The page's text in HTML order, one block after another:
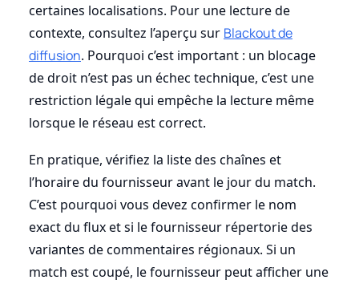
certaines localisations. Pour une lecture de
contexte, consultez l’aperçu sur Blackout de
diffusion. Pourquoi c’est important : un blocage
de droit n’est pas un échec technique, c’est une
restriction légale qui empêche la lecture même
lorsque le réseau est correct.
En pratique, vérifiez la liste des chaînes et
l’horaire du fournisseur avant le jour du match.
C’est pourquoi vous devez confirmer le nom
exact du flux et si le fournisseur répertorie des
variantes de commentaires régionaux. Si un
match est coupé, le fournisseur peut afficher une